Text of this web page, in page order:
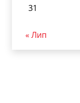
31
« Лип